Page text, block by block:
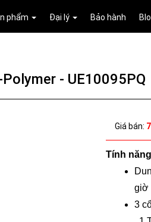
phẩm Đại lý Bảo hành
- UE10095PQ
Giá bán:
Tính năng
giờ
3